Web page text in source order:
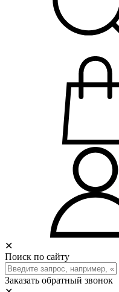
✕
Поиск по сайту
Заказать обратный звонок